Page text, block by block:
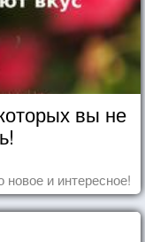
вы не
новое и интересное!